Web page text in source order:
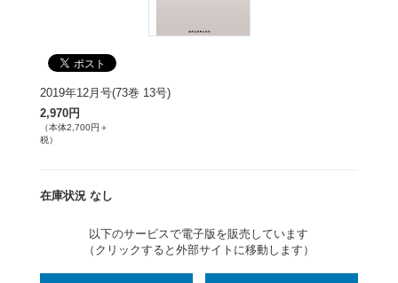
2019年12月号(73巻 13号)
2,970円
（本体2,700円＋
税）
在庫状況 なし
以下のサービスで電子版を販売しています
（クリックすると外部サイトに移動します）